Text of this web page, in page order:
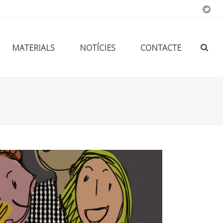
MATERIALS NOTÍCIES CONTACTE